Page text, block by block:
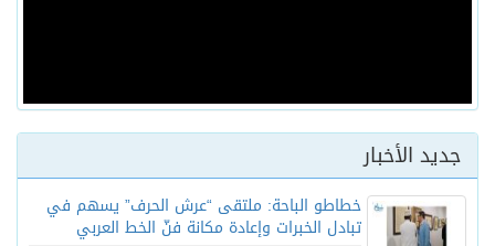
جديد الأخبار
خطاطو الباحة: ملتقى “عرش الحرف” يسهم في
تبادل الخبرات وإعادة مكانة فنّ الخط العربي